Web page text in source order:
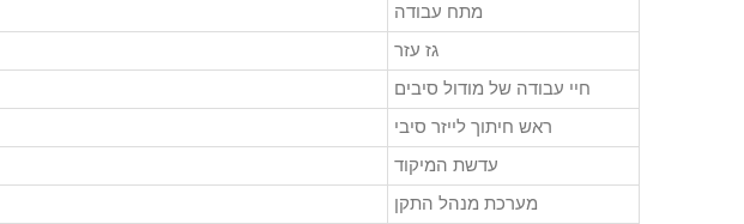
מתח עבודה
גז עזר
חיי עבודה של מודול סיבים
ראש חיתוך לייזר סיבי
עדשת המיקוד
מערכת מנהל התקן